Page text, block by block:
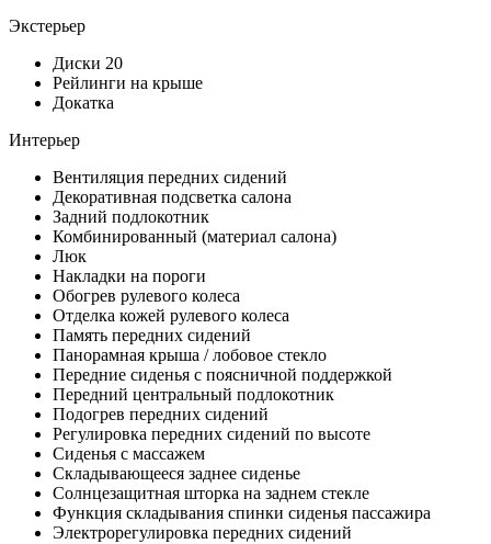
Экстерьер
Диски 20
Рейлинги на крыше
Докатка
Интерьер
Вентиляция передних сидений
Декоративная подсветка салона
Задний подлокотник
Комбинированный (материал салона)
Люк
Накладки на пороги
Обогрев рулевого колеса
Отделка кожей рулевого колеса
Память передних сидений
Панорамная крыша / лобовое стекло
Передние сиденья с поясничной поддержкой
Передний центральный подлокотник
Подогрев передних сидений
Регулировка передних сидений по высоте
Сиденья с массажем
Складывающееся заднее сиденье
Солнцезащитная шторка на заднем стекле
Функция складывания спинки сиденья пассажира
Электрорегулировка передних сидений